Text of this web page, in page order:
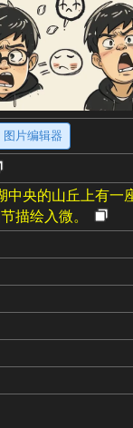
图片编辑器
央的山丘上有
描绘入微。